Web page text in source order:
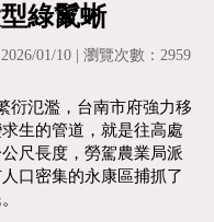
綠鬣蜥
01/10 | 瀏覽次數：2959
衍氾濫，台南市府強力移
生的管道，就是往高處
尺長度，勞駕農業局派
口密集的永康區捕抓了